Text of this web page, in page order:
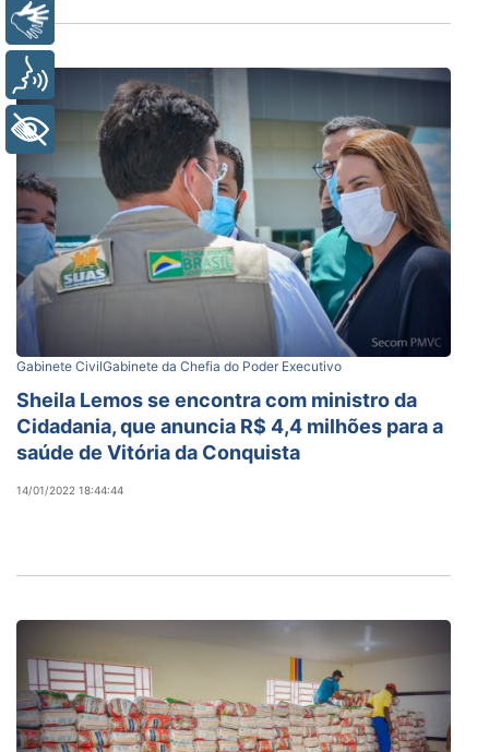
Gabinete CivilGabinete da Chefia do Poder Executivo
Sheila Lemos se encontra com ministro da
Cidadania, que anuncia R$ 4,4 milhões para a
saúde de Vitória da Conquista
14/01/2022 18:44:44
Libras
+ Acessibilidade